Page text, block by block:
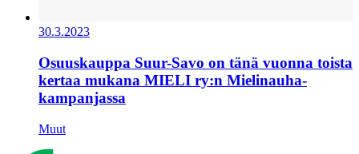
30.3.2023
Osuuskauppa Suur-Savo on tänä vuonna toista
kertaa mukana MIELI ry:n Mielinauha-
kampanjassa
Muut